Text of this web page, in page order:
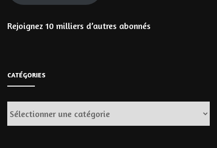
Rejoignez 10 milliers d’autres abonnés
CATÉGORIES
Catégories